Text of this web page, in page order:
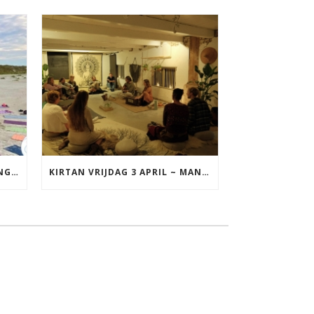
YOGA VAKANTIE TERSCHELLING 17 T/M 19 JULI KIRTAN VRIJDAG 3 APRIL ~ MANTRAZINGEN MET DIEDERICK IN LEEUWARDEN